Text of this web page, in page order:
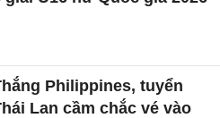
Philippines, tuyển
Lan cầm chắc vé vào